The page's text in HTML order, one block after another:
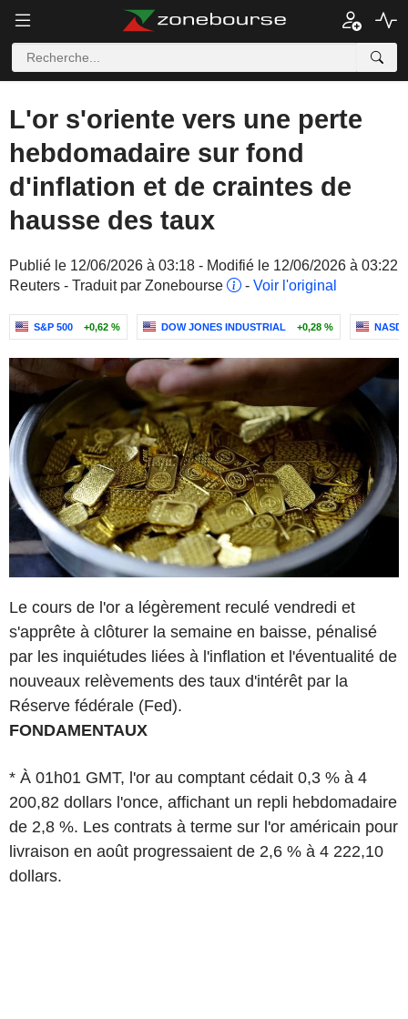
L'or s'oriente vers une perte
hebdomadaire sur fond
d'inflation et de craintes de
hausse des taux
Publié le 12/06/2026 à 03:18 - Modifié le 12/06/2026 à 03:22
Reuters - Traduit par Zonebourse
- Voir l'original
S&P 500 +0,62 % DOW JONES INDUSTRIAL +0,28 %
Le cours de l'or a légèrement reculé vendredi et
s'apprête à clôturer la semaine en baisse, pénalisé
par les inquiétudes liées à l'inflation et l'éventualité de
nouveaux relèvements des taux d'intérêt par la
Réserve fédérale (Fed).
FONDAMENTAUX
* À 01h01 GMT, l'or au comptant cédait 0,3 % à 4
200,82 dollars l'once, affichant un repli hebdomadaire
de 2,8 %. Les contrats à terme sur l'or américain pour
livraison en août progressaient de 2,6 % à 4 222,10
dollars.